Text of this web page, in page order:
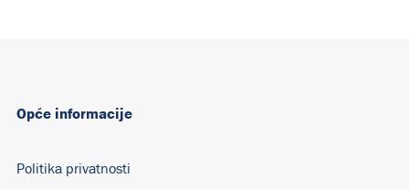
Opće informacije
Politika privatnosti